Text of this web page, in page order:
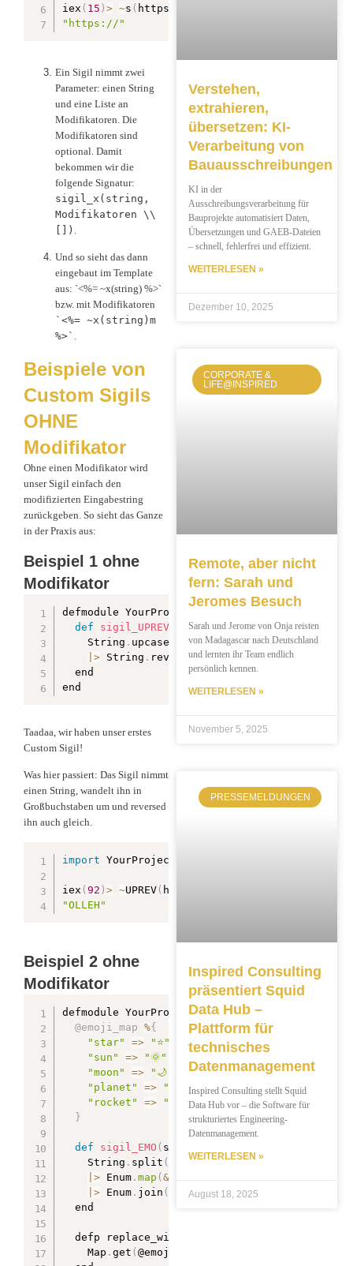
iex ( 15 )> ~s ( https
"https://"
Ein Sigil nimmt zwei
Parameter: einen String
und eine Liste an
Modifikatoren. Die
Modifikatoren sind
optional. Damit
bekommen wir die
folgende Signatur:
sigil_x(string,
Modifikatoren \\
[])
Und so sieht das dann
eingebaut im Template
aus: `<%= ~x(string) %>`
bzw. mit Modifikatoren
`<%= ~x(string)m
%>` .
Beispiele von
Custom Sigils
OHNE
Modifikator
Ohne einen Modifikator wird
unser Sigil einfach den
modifizierten Eingabestring
zurückgeben. So sieht das Ganze
in der Praxis aus:
Beispiel 1 ohne
Modifikator
defmodule YourProject
def
sigil_UPREV string, _modifier) do
    String
. upcase string)
|> String . reverse()
  end
end
Taadaa, wir haben unser erstes
Custom Sigil!
Was hier passiert: Das Sigil nimmt
einen String, wandelt ihn in
Großbuchstaben um und reversed
ihn auch gleich.
import YourProject
iex (92 )> ~UPREV ( hello
"OLLEH"
Beispiel 2 ohne
Modifikator
defmodule YourProject.EmojiSigil do
@emoji_map
%{
"star"
=> "⭐"
"sun"
=> "🌞"
"moon"
=> "🌙"
"planet"
=> "🪐"
,
"rocket"
=> "🚀"
,
}
def sigil_EMO ( string
    String
. split ( string)
|> Enum .map (&
|> Enum . join (
)
  end
  defp replace_with_emoji
    Map
.get (@emoji_map
Verstehen,
extrahieren,
übersetzen: KI-
Verarbeitung von
Bauausschreibungen
KI in der
Ausschreibungsverarbeitung für
Bauprojekte automatisiert Daten,
Übersetzungen und GAEB-Dateien
– schnell, fehlerfrei und effizient.
WEITERLESEN »
Dezember 10, 2025
CORPORATE &
LIFE@INSPIRED
Remote, aber nicht
fern: Sarah und
Jeromes Besuch
Sarah und Jerome von Onja reisten
von Madagascar nach Deutschland
und lernten ihr Team endlich
persönlich kennen.
WEITERLESEN »
November 5, 2025
PRESSEMELDUNGEN
Inspired Consulting
präsentiert Squid
Data Hub –
Plattform für
technisches
Datenmanagement
Inspired Consulting stellt Squid
Data Hub vor – die Software für
strukturiertes Engineering-
Datenmanagement.
WEITERLESEN »
August 18, 2025